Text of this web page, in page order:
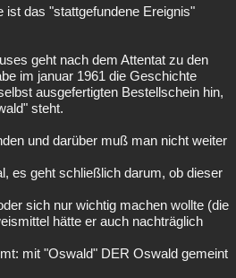
ist das "stattgefundene Ereignis"
geht nach dem Attentat zu den
im januar 1961 die Geschichte
ausgefertigten Bestellschein hin,
steht.
und darüber muß man nicht weiter
es geht schließlich darum, ob dieser
sich nur wichtig machen wollte (die
hätte er auch nachträglich
mit "Oswald" DER Oswald gemeint